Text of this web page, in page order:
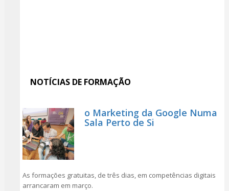
NOTÍCIAS DE FORMAÇÃO
o Marketing da Google Numa
Sala Perto de Si
As formações gratuitas, de três dias, em competências digitais
arrancaram em março.